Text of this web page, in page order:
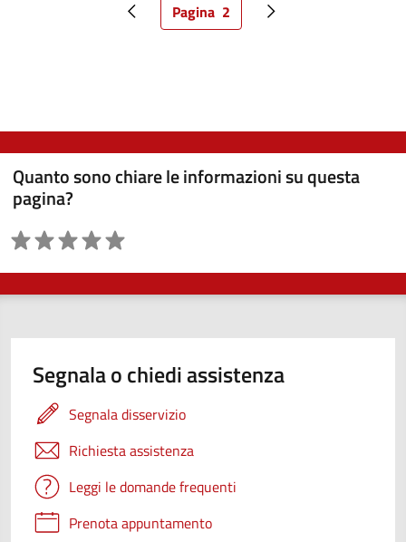
Pagina precedente
Pagina attuale
Pagina 2 Pagina successiva
Quanto sono chiare le informazioni su questa
pagina?
Valutazione
Segnala o chiedi assistenza
Segnala disservizio
Richiesta assistenza
Leggi le domande frequenti
Prenota appuntamento